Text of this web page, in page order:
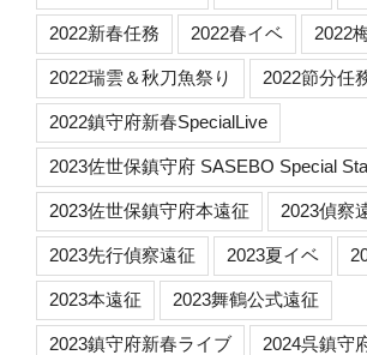
2022新春任務 2022春イベ 2022
2022瑞雲＆秋刀魚祭り 2022節分任
2022鎮守府新春SpecialLive
2023佐世保鎮守府 SASEBO Special
2023佐世保鎮守府本遠征 2023偵察
2023先行偵察遠征 2023夏イベ
2023本遠征 2023舞鶴公式遠征
2023鎮守府新春ライブ 2024呉鎮守